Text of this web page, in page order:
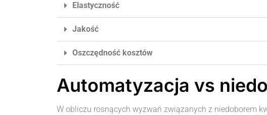
Elastyczność
Jakość
Oszczędność kosztów
Automatyzacja vs
W obliczu rosnących wyzwań związanych z niedoborem